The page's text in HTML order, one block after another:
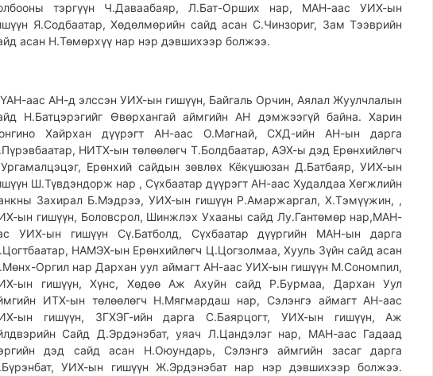
тэргүүн Ч.Даваабаяр, Л.Бат-Орших нар, МАН-аас УИХ-ын
Я.Содбаатар, Хөдөлмөрийн сайд асан С.Чинзориг, Зам Тээврийн
асан Н.Төмөрхүү нар нэр дэвшихээр болжээ.
аас АН-д элссэн УИХ-ын гишүүн, Байгаль Орчин, Аялал Жуулчлалын
Н.Батцэрэгийг Өвөрхангай аймгийн АН дэмжээгүй байна. Харин
Хайрхан дүүрэгт АН-аас О.Магнай, СХД-ийн АН-ын дарга
НИТХ-ын төлөөлөгч Т.Болдбаатар, АЭХ-ы дэд Ерөнхийлөгч
Ерөнхий сайдын зөвлөх Кёкүшюзан Д.Батбаяр, УИХ-ын
Ш.Түвдэндорж нар , Сүхбаатар дүүрэгт АН-аас Худалдаа Хөгжлийн
Захирал Б.Мэдрээ, УИХ-ын гишүүн Р.Амаржаргал, Х.Тэмүүжин, ,
ын гишүүн, Боловсрол, Шинжлэх Ухааны сайд Лу.Гантөмөр нар,МАН-
УИХ-ын гишүүн Сү.Батболд, Сүхбаатар дүүргийн МАН-ын дарга
НАМЭХ-ын Ерөнхийлөгч Ц.Цогзолмаа, Хууль Зүйн сайд асан
Оргил нар Дархан уул аймагт АН-аас УИХ-ын гишүүн М.Сономпил,
ын гишүүн, Хүнс, Хөдөө Аж Ахуйн сайд Р.Бурмаа, Дархан Уул
ИТХ-ын төлөөлөгч Н.Мягмардаш нар, Сэлэнгэ аймагт АН-аас
ын гишүүн, ЗГХЭГ-ийн дарга С.Баярцогт, УИХ-ын гишүүн, Аж
Сайд Д.Эрдэнэбат, уяач Л.Цандэлэг нар, МАН-аас Гадаад
дэд сайд асан Н.Оюундарь, Сэлэнгэ аймгийн засаг дарга
УИХ-ын гишүүн Ж.Эрдэнэбат нар нэр дэвшихээр болжээ.